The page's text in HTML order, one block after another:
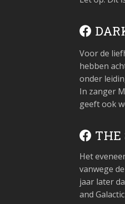
Voor de
hebben
onder
In zanger
geeft ook
THE
Het
vanwege
jaar later
and